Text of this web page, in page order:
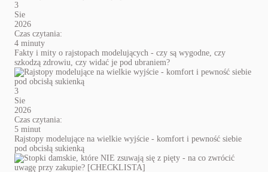
3
Sie
2026
Czas czytania:
4 minuty
Fakty i mity o rajstopach modelujących - czy są wygodne, czy
szkodzą zdrowiu, czy widać je pod ubraniem?
3
Sie
2026
Czas czytania:
5 minut
Rajstopy modelujące na wielkie wyjście - komfort i pewność siebie
pod obcisłą sukienką